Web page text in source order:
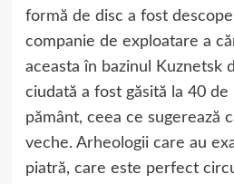
formă de disc a fost
companie de exploatare a
aceasta în bazinul Kuznetsk
ciudată a fost găsită la 40
pământ, ceea ce sugerează
veche. Arheologii care au
piatră, care este perfect